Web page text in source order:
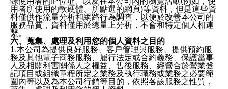
用者所使用的軟硬體、所點選的網頁)等資料，但是這些資
料僅供作流量分析和網路行為調查，以便於改善本公司的
服務品質，資料僅用於總量上分析，不會和特定個人相連
繫。
六、蒐集、處理及利用您的個人資料之目的
1.本公司為提供良好服務、客戶管理與服務、提供預約服
務及其他電子商務服務、履行法定或合約義務、保護當事
人及相關利害關係人之權益、售後服務、經營合於營業登
記項目或組織章程所定之業務及執行職務或業務之必要範
圍內等以及為本公司行銷等目的，依照各該服務之性質，